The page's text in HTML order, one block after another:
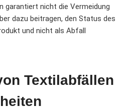
garantiert nicht die Vermeidung
dazu beitragen, den Status des
und nicht als Abfall
Textilabfällen